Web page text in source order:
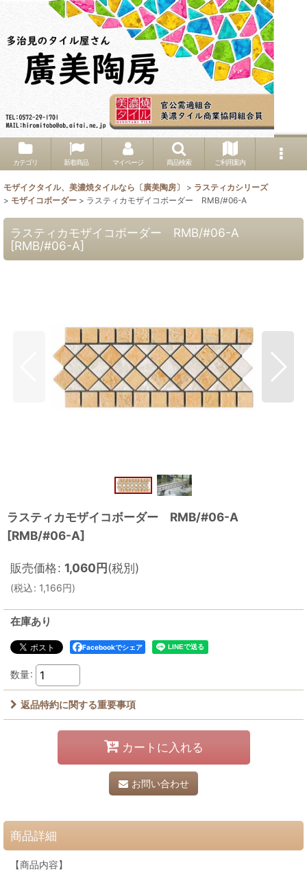
カテゴリ 新着商品 マイページ 商品検索 ご利用案内
モザイクタイル、美濃焼タイルなら〔廣美陶房〕 > ラスティカシリーズ
> モザイコボーダー > ラスティカモザイコボーダー RMB/#06-A
ラスティカモザイコボーダー RMB/#06-A
[RMB/#06-A]
ラスティカモザイコボーダー RMB/#06-A
[RMB/#06-A]
販売価格: 1,060円(税別)
(税込: 1,166円)
在庫あり
Facebookでシェア
数量:
返品特約に関する重要事項
カートに入れる
お問い合わせ
商品詳細
【商品内容】